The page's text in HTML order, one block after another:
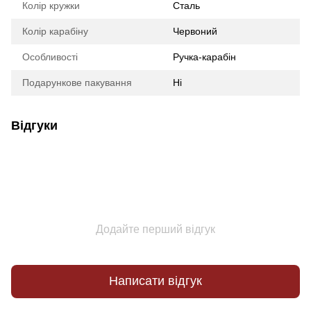
Колір кружки Сталь
Колір карабіну Червоний
Особливості Ручка-карабін
Подарункове пакування Ні
Відгуки
Додайте перший відгук
Написати відгук